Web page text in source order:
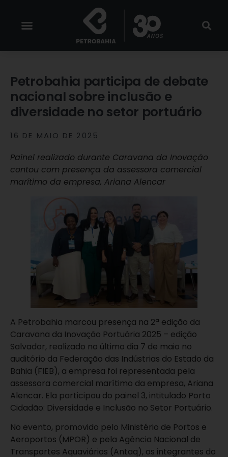
Petrobahia participa de debate
nacional sobre inclusão e
diversidade no setor portuário
16 DE MAIO DE 2025
Painel realizado durante Caravana da Inovação
contou com presença da assessora comercial
marítimo da empresa, Ariana Alencar
A Petrobahia marcou presença na 2ª edição da
Caravana da Inovação Portuária 2025 – edição
Salvador, realizado no último dia 7 de maio no
auditório da Federação das Indústrias do Estado da
Bahia (FIEB), a empresa foi representada pela
assessora comercial marítimo da empresa, Ariana
Alencar. Ela participou do painel 3, intitulado Porto
Cidadão: Diversidade e Inclusão no Setor Portuário.
No evento, promovido pelo Ministério de Portos e
Aeroportos (MPOR) e pela Agência Nacional de
Transportes Aquaviários (Antaq), os integrantes do